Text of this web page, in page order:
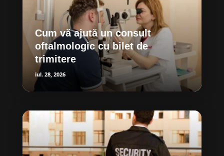
Cum vă ajută un consult
oftalmologic cu bilet de
trimitere
iul. 28, 2026